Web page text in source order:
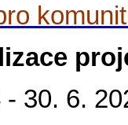
- 30. 6.